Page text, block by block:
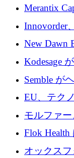
ストラクチ
Merantix
スタートア
ァンドを立
Innovorder
めに2,000
New Dawn
ドで 210
Kodesage
ェアの最新
Semble が
拡大するた
を調達
EU、テク
保護」に関
モルファ
ムを最前線
Flok
ットフォ
オックス